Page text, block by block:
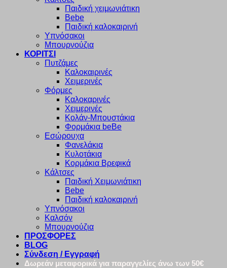
Παιδική χειμωνιάτικη
Bebe
Παιδική καλοκαιρινή
Υπνόσακοι
Μπουρνούζια
ΚΟΡΙΤΣΙ
Πυτζάμες
Καλοκαιρινές
Χειμερινές
Φόρμες
Καλοκαρινές
Χειμερινές
Κολάν-Μπουστάκια
Φορμάκια beBe
Εσώρουχα
Φανελάκια
Κυλοτάκια
Κορμάκια Βρεφικά
Κάλτσες
Παιδική Χειμωνιάτικη
Bebe
Παιδική καλοκαιρινή
Υπνόσακοι
Καλσόν
Μπουρνούζια
ΠΡΟΣΦΟΡΕΣ
BLOG
Σύνδεση / Εγγραφή
Δωρεάν μεταφορικά για παραγγελίες άνω των 50€